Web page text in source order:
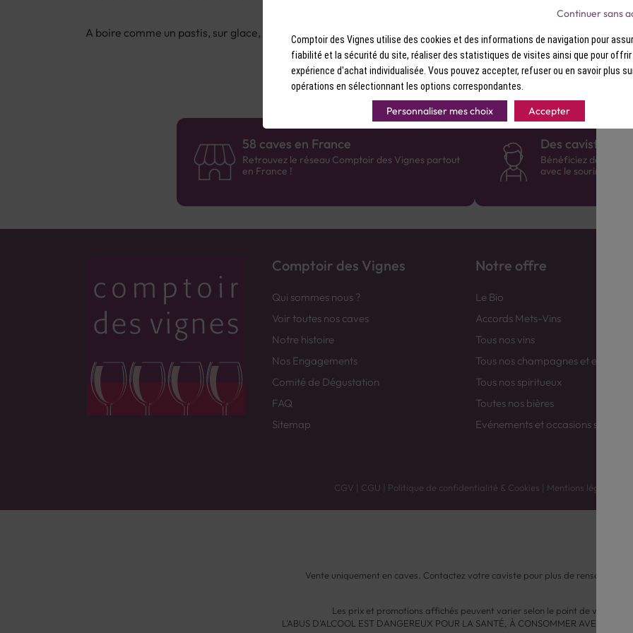
A boire comme un pastis, sur glace, dès l’apéritif, 1 volume de pastis sauvage 5 ou 6 volumes d’eau.
58 caves en France
Retrouvez le réseau Comptoir des Vignes partout
en France !
Des cavistes à
Bénéficiez de
avec le sourire :)
Comptoir des Vignes
Qui sommes nous ?
Voir toutes nos caves
Notre histoire
Nos Engagements
Comité de Dégustation
FAQ
Sitemap
Notre offre
Le Bio
Accords Mets-Vins
Tous nos vins
Tous nos champagnes et
Tous nos spiritueux
Toutes nos bières
Evénements et occasions spéciales
CGV | CGU | Politique de confidentialité & Cookies | Mentions légales
Vente uniquement en caves. Contactez votre caviste pour plus de
Les prix et promotions affichés peuvent varier selon le point de vente.
L'ABUS D'ALCOOL EST DANGEREUX POUR LA SANTÉ, À CONSOMMER AVEC
Comptoir des Vignes utilise des cookies et des informations de navigation pour
fiabilité et la sécurité du site, réaliser des statistiques de visites ainsi que pour offrir
expérience d'achat individualisée. Vous pouvez accepter, refuser ou en savoir plus
opérations en sélectionnant les options correspondantes.
Personnaliser mes choix Accepter
Continuer sans